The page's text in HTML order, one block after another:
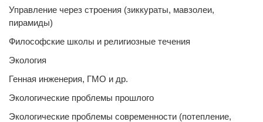
Управление через строения (зиккураты, мавзолеи,
пирамиды)
Философские школы и религиозные течения
Экология
Генная инженерия, ГМО и др.
Экологические проблемы прошлого
Экологические проблемы современности (потепление,